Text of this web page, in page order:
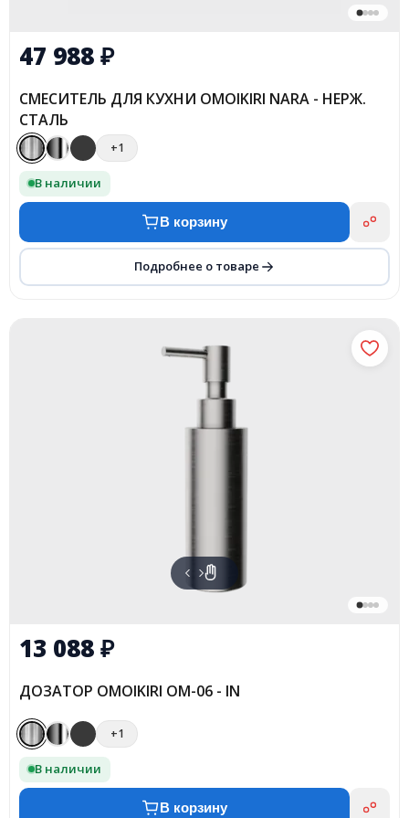
47 988₽
СМЕСИТЕЛЬ ДЛЯ КУХНИ OMOIKIRI NARA - НЕРЖ.
СТАЛЬ
+1
В наличии
В корзину
Подробнее о товаре
13 088₽
ДОЗАТОР OMOIKIRI OM-06 - IN
+1
В наличии
В корзину